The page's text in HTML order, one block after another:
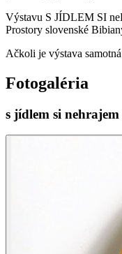
Výstavu S JÍDLEM SI
Prostory slovenské
Ačkoli je výstava
Fotogaléria
s jídlem si nehrajem